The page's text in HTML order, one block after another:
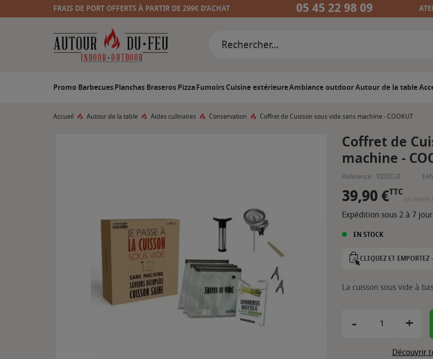
FRAIS DE PORT OFFERTS À PARTIR DE 299€ D’ACHAT 05 45 22 98 09
Promo BarbecuesPlanchasBraserosPizzaFumoirsCuisine extérieureAmbiance outdoorAutour de la table
Accueil Autour de la table Aides culinaires Conservation Coffret de Cuisson sous vide sans machine - COOKUT
Coffret de
machine -
Référence : VIDECUI
39,90 €TTC
OU PAYER
Expédition sous 2 à 7
EN STOCK
CLIQUEZ ET EMPORTEZ -
La cuisson sous vide à
- +
Découvrir